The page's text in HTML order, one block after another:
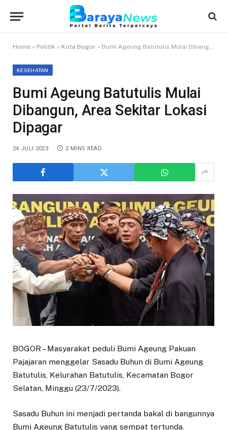
Home » Politik » Kota Bogor » Bumi Ageung Batutulis Mulai Dibangun, Area Sekitar Lokasi Dipagar
KESEHATAN
Bumi Ageung Batutulis Mulai
Dibangun, Area Sekitar Lokasi
Dipagar
24 JULI 2023 2 MINS READ
BOGOR – Masyarakat peduli Bumi Ageung Pakuan
Pajajaran menggelar Sasadu Buhun di Bumi Ageung
Batutulis, Kelurahan Batutulis, Kecamatan Bogor
Selatan, Minggu (23/7/2023).
Sasadu Buhun ini menjadi pertanda bakal di bangunnya
Bumi Ageung Batutulis yang sempat tertunda.